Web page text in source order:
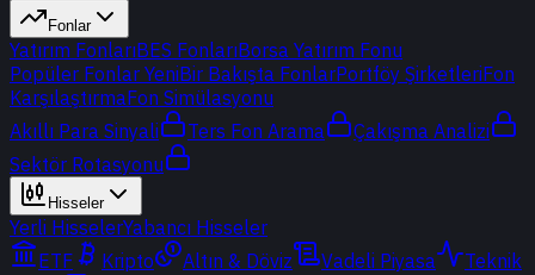
Fonlar
Yatırım FonlarıBES FonlarıBorsa Yatırım Fonu
Popüler Fonlar YeniBir Bakışta FonlarPortföy ŞirketleriFon
KarşılaştırmaFon Simülasyonu
Akıllı Para Sinyali
Ters Fon Arama
Çakışma Analizi
Sektör Rotasyonu
Hisseler
Yerli HisselerYabancı Hisseler
ETF
Kripto Altın & Döviz Vadeli Piyasa
Teknik